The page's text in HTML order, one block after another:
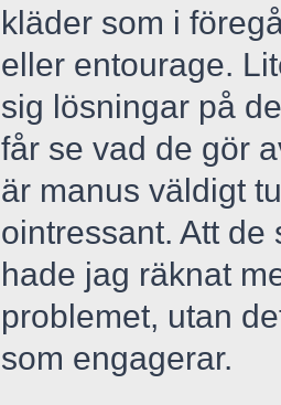
kläder som i
eller entourage.
sig lösningar på
får se vad de gör
är manus väldigt
ointressant. Att
hade jag räknat
problemet, utan
som engagerar.